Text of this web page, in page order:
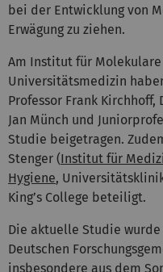
bei der Entwicklung von
Erwägung zu ziehen.
Am Institut für
Universitätsmedizin
Professor Frank Kirchhoff,
Jan Münch und
Studie beigetragen.
Stenger (Institut für
Hygiene,
King’s College beteiligt.
Die aktuelle Studie
Deutschen
insbesondere aus dem